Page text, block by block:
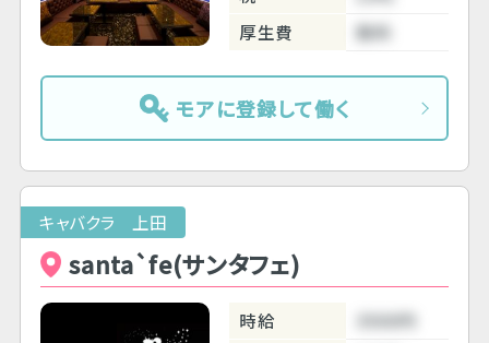
厚生費
無料
モアに登録して働く
キャバクラ 上田
santa`fe(サンタフェ)
時給
3500円